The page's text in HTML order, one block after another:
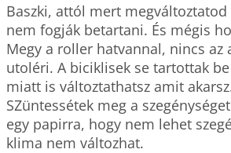
Baszki, attól mert megváltoztatod
nem fogják betartani. És mégis
Megy a roller hatvannal, nincs az
utoléri. A biciklisek se tartottak
miatt is változtathatsz amit
SZüntessétek meg a
egy papirra, hogy nem lehet
klima nem változhat.